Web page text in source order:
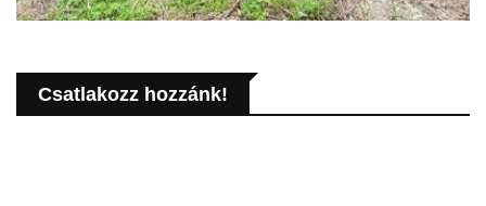
Csatlakozz hozzánk!